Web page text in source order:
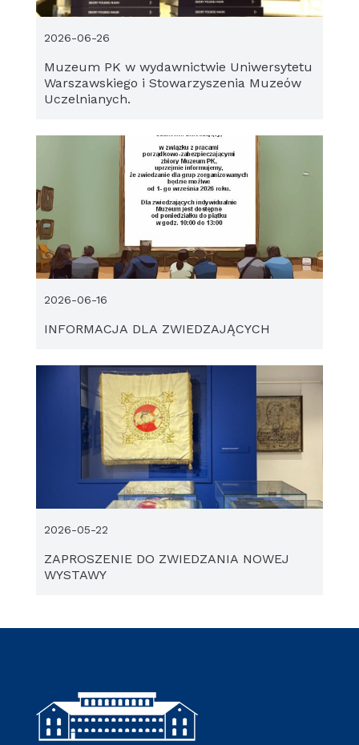
Muzeum PK w wydawnictwie Uniwersytetu
Warszawskiego i Stowarzyszenia Muzeów
Uczelnianych.
2026-06-26
INFORMACJA DLA ZWIEDZAJĄCYCH
2026-06-16
ZAPROSZENIE DO ZWIEDZANIA NOWEJ
WYSTAWY
2026-05-22